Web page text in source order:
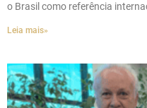
o Brasil como referência
Leia mais»